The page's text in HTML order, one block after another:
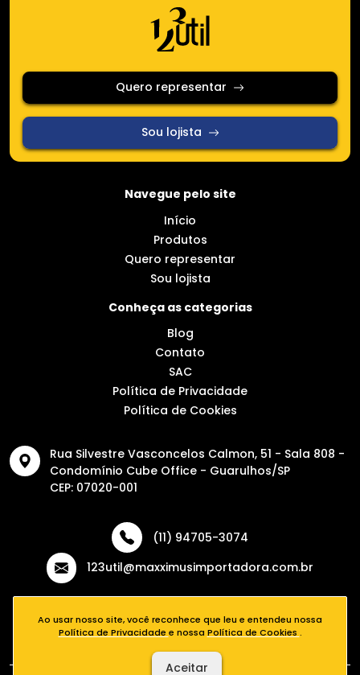
Quero representar
Sou lojista
Navegue pelo site
Início
Produtos
Quero representar
Sou lojista
Conheça as categorias
Blog
Contato
SAC
Política de Privacidade
Política de Cookies
Rua Silvestre Vasconcelos Calmon, 51 - Sala 808 -
Condomínio Cube Office - Guarulhos/SP
CEP: 07020-001
(11) 94705-3074
123util@maxximusimportadora.com.br
Ao usar nosso site, você reconhece que leu e entendeu nossa
Política de Privacidade e nossa Política de Cookies .
Aceitar